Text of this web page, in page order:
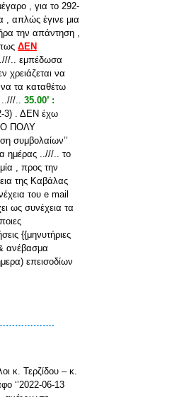
, για το 292-
απλώς έγινε μια
την απάντηση ,
ΔΕΝ
.. εμπέδωσα
χρειάζεται να
τα καταθέτω
..///.. 35.00’ :
3) . ΔΕΝ έχω
ΠΟΛΥ
συμβολαίων’’
ημέρας ..///.. το
, προς την
της Καβάλας
του e mail
ως συνέχεια τα
{{μηνυτήριες
ανέβασμα
επεισοδίων
κ. Τερζίδου – κ.
‘’2022-06-13